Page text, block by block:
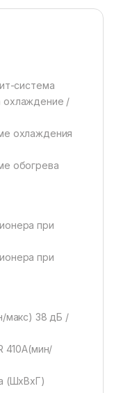
система
охлаждение /
охлаждения
обогрева
при
при
макс) 38 дБ /
410A(мин/
(ШxВxГ)